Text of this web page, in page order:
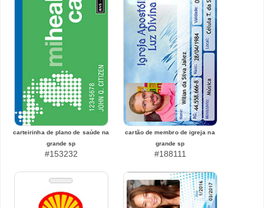
carteirinha de plano de saúde na
grande sp
#153232
cartão de membro de igreja na
grande sp
#188111